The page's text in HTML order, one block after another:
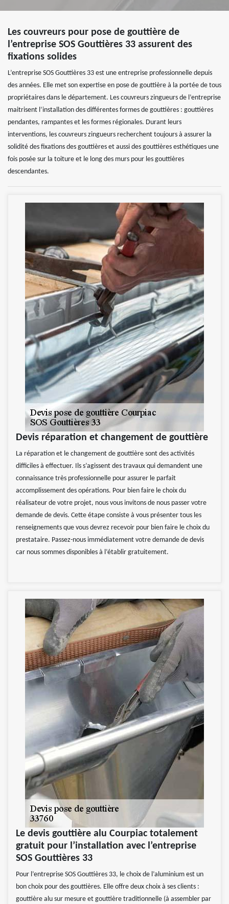
Les couvreurs pour pose de gouttière de
l’entreprise SOS Gouttières 33 assurent des
fixations solides
L’entreprise SOS Gouttières 33 est une entreprise professionnelle depuis
des années. Elle met son expertise en pose de gouttière à la portée de tous
propriétaires dans le département. Les couvreurs zingueurs de l’entreprise
maitrisent l’installation des différentes formes de gouttières : gouttières
pendantes, rampantes et les formes régionales. Durant leurs
interventions, les couvreurs zingueurs recherchent toujours à assurer la
solidité des fixations des gouttières et aussi des gouttières esthétiques une
fois posée sur la toiture et le long des murs pour les gouttières
descendantes.
Devis réparation et changement de gouttière
La réparation et le changement de gouttière sont des activités
difficiles à effectuer. Ils s’agissent des travaux qui demandent une
connaissance très professionnelle pour assurer le parfait
accomplissement des opérations. Pour bien faire le choix du
réalisateur de votre projet, nous vous invitons de nous passer votre
demande de devis. Cette étape consiste à vous présenter tous les
renseignements que vous devrez recevoir pour bien faire le choix du
prestataire. Passez-nous immédiatement votre demande de devis
car nous sommes disponibles à l’établir gratuitement.
Le devis gouttière alu Courpiac totalement
gratuit pour l’installation avec l’entreprise
SOS Gouttières 33
Pour l’entreprise SOS Gouttières 33, le choix de l’aluminium est un
bon choix pour des gouttières. Elle offre deux choix à ses clients :
gouttière alu sur mesure et gouttière traditionnelle (à assembler par